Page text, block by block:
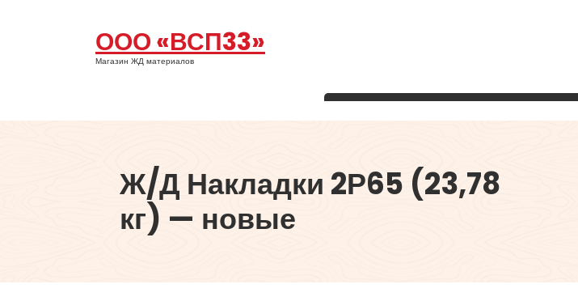
ООО «ВСП33»
Магазин ЖД материалов
Ж/Д Накладки 2Р65 (23,78
кг) — новые